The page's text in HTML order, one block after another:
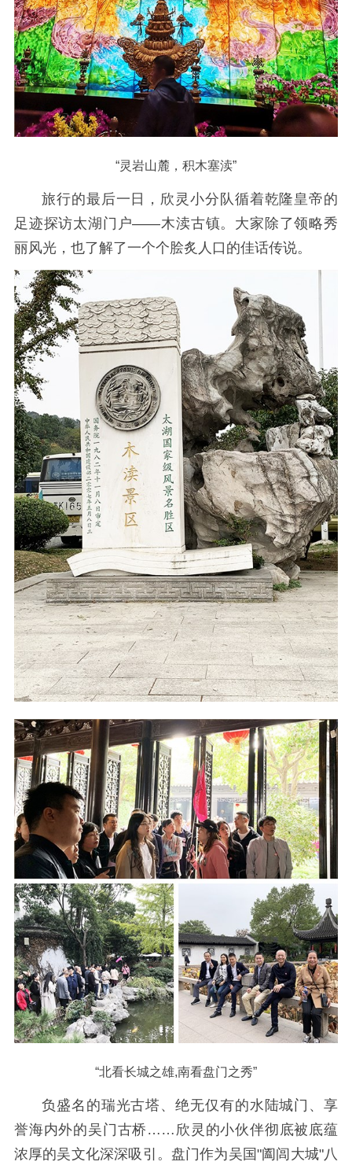
“灵岩山麓，积木塞渎”
旅行的最后一日，欣灵小分队循着乾隆皇帝的
足迹探访太湖门户——木渎古镇。大家除了领略秀
丽风光，也了解了一个个脍炙人口的佳话传说。
“北看长城之雄,南看盘门之秀”
负盛名的瑞光古塔、绝无仅有的水陆城门、享
誉海内外的吴门古桥……欣灵的小伙伴彻底被底蕴
浓厚的吴文化深深吸引。盘门作为吴国"阖闾大城"八